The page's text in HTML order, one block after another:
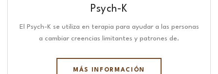
Psych-K
El Psych-K se utiliza en terapia para ayudar a las personas
a cambiar creencias limitantes y patrones de.
MÁS INFORMACIÓN